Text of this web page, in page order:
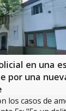
en una
por una